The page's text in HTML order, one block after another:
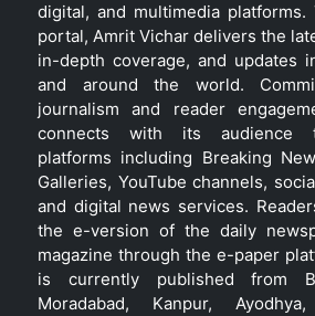
digital, and multimedia
portal, Amrit Vichar delivers the
in-depth coverage, and updates
and around the world.
journalism and reader
connects with its audience
platforms including Breaking
Galleries, YouTube channels,
and digital news services.
the e-version of the daily
magazine through the e-paper
is currently published from
Moradabad, Kanpur,